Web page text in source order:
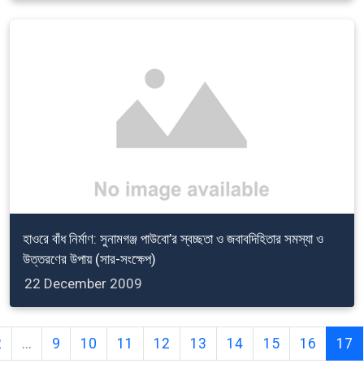
হাওরে বাঁধ নির্মাণ: সুনামগঞ্জ পাউবো’র স্বচ্ছতা ও জবাবদিহিতার সমস্যা ও
উত্তরণের উপায় (সার-সংক্ষেপ)
22 December 2009
... 9 10 11 12 13 14 15 16 17